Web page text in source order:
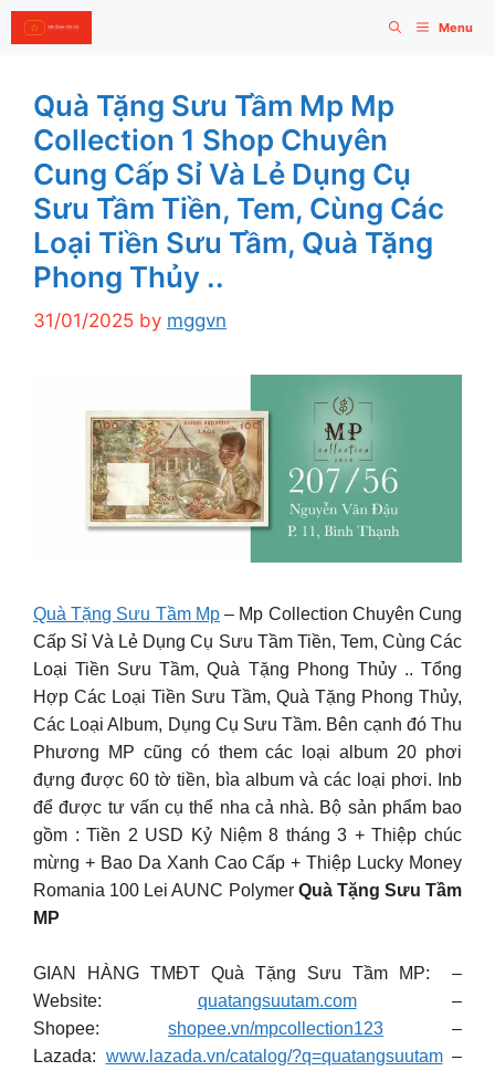
Skip
to
Menu
Quà Tặng Sưu Tầm Mp Mp
Collection 1 Shop Chuyên
Cung Cấp Sỉ Và Lẻ Dụng Cụ
Sưu Tầm Tiền, Tem, Cùng Các
Loại Tiền Sưu Tầm, Quà Tặng
Phong Thủy ..
31/01/2025 by mggvn
Quà Tặng Sưu Tầm Mp– Mp Collection Chuyên Cung
Cấp Sỉ Và Lẻ Dụng Cụ Sưu Tầm Tiền, Tem, Cùng Các
Loại Tiền Sưu Tầm, Quà Tặng Phong Thủy .. Tổng
Hợp Các Loại Tiền Sưu Tầm, Quà Tặng Phong Thủy,
Các Loại Album, Dụng Cụ Sưu Tầm. Bên cạnh đó Thu
Phương MP cũng có them các loại album 20 phơi
đựng được 60 tờ tiền, bìa album và các loại phơi. Inb
để được tư vấn cụ thể nha cả nhà. Bộ sản phẩm bao
gồm : Tiền 2 USD Kỷ Niệm 8 tháng 3 + Thiệp chúc
mừng + Bao Da Xanh Cao Cấp + Thiệp Lucky Money
Romania 100 Lei AUNC Polymer Quà Tặng Sưu Tầm
MP
GIAN HÀNG TMĐT Quà Tặng Sưu Tầm MP: –
Website: quatangsuutam.com–
Shopee: shopee.vn/mpcollection123 –
Lazada: www.lazada.vn/catalog/?q=quatangsuutam–